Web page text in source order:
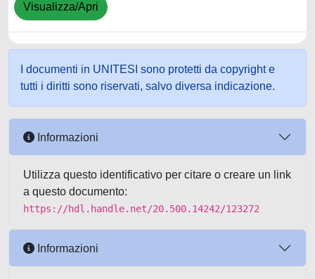
Visualizza/Apri
I documenti in UNITESI sono protetti da copyright e
tutti i diritti sono riservati, salvo diversa indicazione.
Informazioni
Utilizza questo identificativo per citare o creare un link
a questo documento:
https://hdl.handle.net/20.500.14242/123272
Informazioni